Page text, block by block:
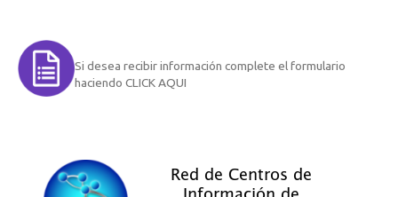
Si desea recibir información complete el formulario
haciendo CLICK AQUI